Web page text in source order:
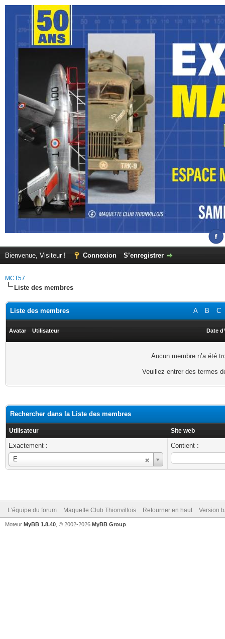
Bienvenue, Visiteur ! Connexion S’enregistrer
MCT57
Liste des membres
A B C
Liste des membres
Avatar Utilisateur Date
Aucun membre n’a été
Veuillez entrer des termes
Rechercher dans la Liste des membres
Utilisateur Site web
Exactement :
E
Utilisateur
Contient :
L’équipe du forum Maquette Club Thionvillois Retourner en haut Version
Moteur MyBB 1.8.40 , © 2002-2026 MyBB Group